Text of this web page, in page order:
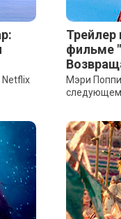
Трейлер
фильме
Мэри